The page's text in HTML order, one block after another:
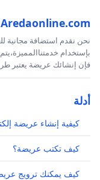
Aredaonline.com
نحن نقدم استضافة مجانية
بإستخدام
فإن إنشائك عريضة يعتبر
أدلة
كيفية إنشاء عريضة
كيف تكتب عريضة؟
كيف يمكنك ترويج